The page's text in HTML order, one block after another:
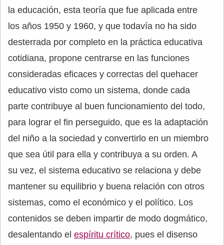
la educación, esta teoría que fue aplicada entre
los años 1950 y 1960, y que todavía no ha sido
desterrada por completo en la práctica educativa
cotidiana, propone centrarse en las funciones
consideradas eficaces y correctas del quehacer
educativo visto como un sistema, donde cada
parte contribuye al buen funcionamiento del todo,
para lograr el fin perseguido, que es la adaptación
del niño a la sociedad y convertirlo en un miembro
que sea útil para ella y contribuya a su orden. A
su vez, el sistema educativo se relaciona y debe
mantener su equilibrio y buena relación con otros
sistemas, como el económico y el político. Los
contenidos se deben impartir de modo dogmático,
desalentando el espíritu crítico, pues el disenso